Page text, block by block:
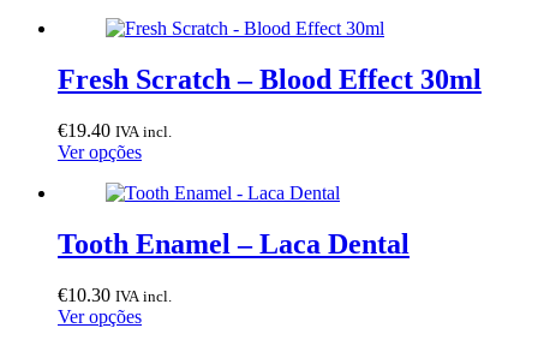
Fresh Scratch – Blood Effect 30ml
€19.40 IVA incl.
Ver opçõesThis
has
variants.
The
may
be
Tooth Enamel – Laca Dental
€10.30 IVA incl.
Ver opçõesThis